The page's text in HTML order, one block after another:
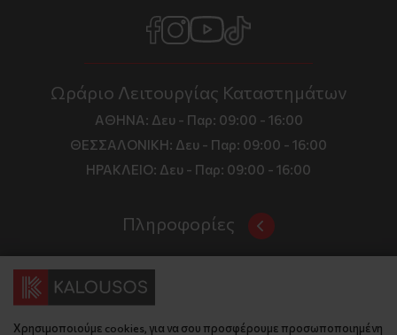
Ωράριο Λειτουργίας Καταστημάτων
ΑΘΗΝΑ: Δευ - Παρ: 09:00 - 16:00
ΘΕΣΣΑΛΟΝΙΚΗ: Δευ - Παρ: 09:00 - 16:00
ΗΡΑΚΛΕΙΟ: Δευ - Παρ: 09:00 - 16:00
Πληροφορίες
Όροι και Προϋποθέσεις
Τιμές, Τρόποι Αποστολής και Πληρωμής
Πολιτική Απορρήτου
Επικοινωνία
Διεύθυνση
Χρησιμοποιούμε cookies, για να σου προσφέρουμε προσωποποιημένη